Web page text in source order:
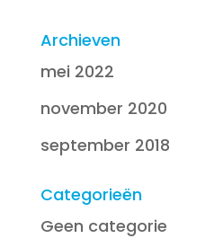
Archieven
mei 2022
november 2020
september 2018
Categorieën
Geen categorie